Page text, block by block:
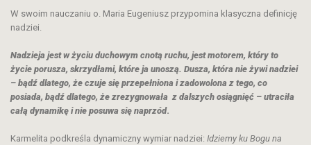
W swoim nauczaniu o. Maria Eugeniusz przypomina klasyczna definicję
nadziei.
Nadzieja jest w życiu duchowym cnotą ruchu, jest motorem, który to
życie porusza, skrzydłami, które ja unoszą. Dusza, która nie żywi nadziei
– bądź dlatego, że czuje się przepełniona i zadowolona z tego, co
posiada, bądź dlatego, że zrezygnowała z dalszych osiągnięć – utraciła
całą dynamikę i nie posuwa się naprzód.
Karmelita podkreśla dynamiczny wymiar nadziei: Idziemy ku Bogu na